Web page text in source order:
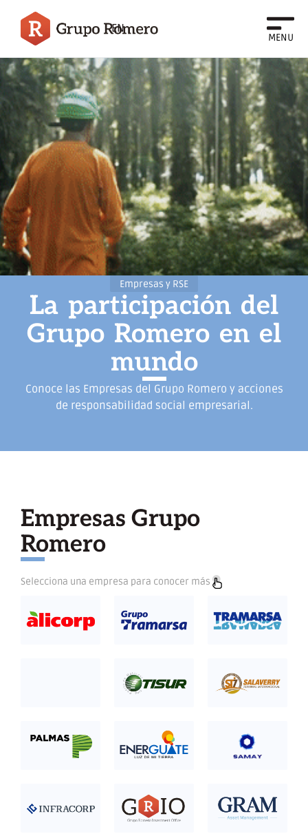
EN
MENU
Empresas y RSE
La participación del
Grupo Romero en el
mundo
Conoce las Empresas del Grupo Romero y acciones
de responsabilidad social empresarial.
Empresas Grupo
Romero
Selecciona una empresa para conocer más